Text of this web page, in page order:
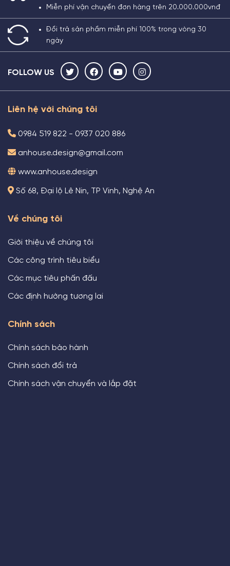
Miễn phí vận chuyển đơn hàng trên 20.000.000vnđ
Đổi trả sản phẩm miễn phí 100% trong vòng 30
ngày
FOLLOW US
Liên hệ với chúng tôi
0984 519 822 - 0937 020 886
anhouse.design@gmail.com
www.anhouse.design
Số 68, Đại lộ Lê Nin, TP Vinh, Nghệ An
Về chúng tôi
Giới thiệu về chúng tôi
Các công trình tiêu biểu
Các mục tiêu phấn đấu
Các định hướng tương lai
Chính sách
Chính sách bảo hành
Chính sách đổi trả
Chính sách vận chuyển và lắp đặt